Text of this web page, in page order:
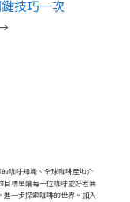
技巧一次
咖啡知識、全球咖啡產地介
目標是讓每一位咖啡愛好者無
一步探索咖啡的世界。加入